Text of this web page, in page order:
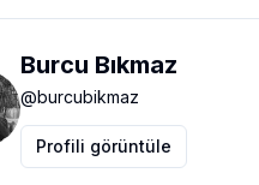
Burcu Bıkmaz
@burcubikmaz
Profili görüntüle